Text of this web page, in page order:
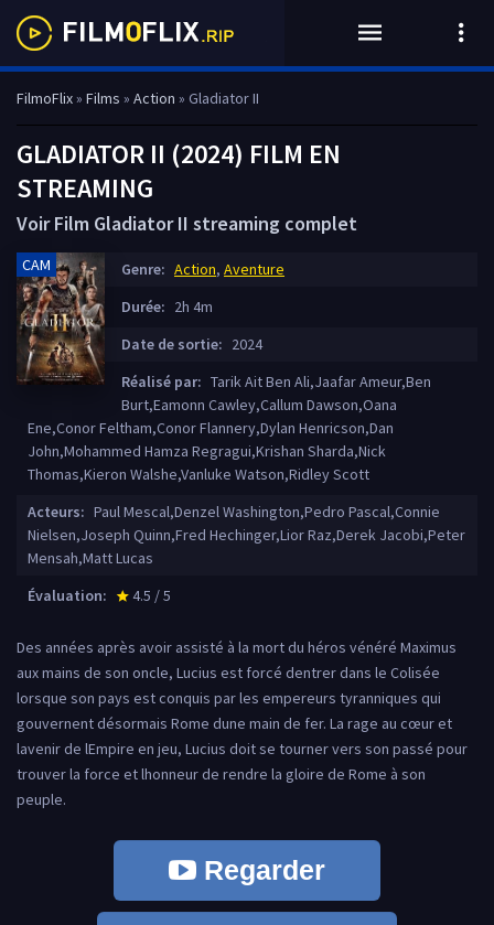
FilmoFlix» Films » Action » Gladiator II
GLADIATOR II (2024) FILM EN
STREAMING
Voir Film Gladiator II streaming complet
CAM Genre: Action, Aventure
Durée: 2h 4m
Date de sortie: 2024
Réalisé par: Tarik Ait Ben Ali,Jaafar Ameur,Ben
Burt,Eamonn Cawley,Callum Dawson,Oana
Ene,Conor Feltham,Conor Flannery,Dylan Henricson,Dan
John,Mohammed Hamza Regragui,Krishan Sharda,Nick
Thomas,Kieron Walshe,Vanluke Watson,Ridley Scott
Acteurs: Paul Mescal,Denzel Washington,Pedro Pascal,Connie
Nielsen,Joseph Quinn,Fred Hechinger,Lior Raz,Derek Jacobi,Peter
Mensah,Matt Lucas
Évaluation:
star_rate
4.5 / 5
Des années après avoir assisté à la mort du héros vénéré Maximus
aux mains de son oncle, Lucius est forcé dentrer dans le Colisée
lorsque son pays est conquis par les empereurs tyranniques qui
gouvernent désormais Rome dune main de fer. La rage au cœur et
lavenir de lEmpire en jeu, Lucius doit se tourner vers son passé pour
trouver la force et lhonneur de rendre la gloire de Rome à son
peuple.
Regarder